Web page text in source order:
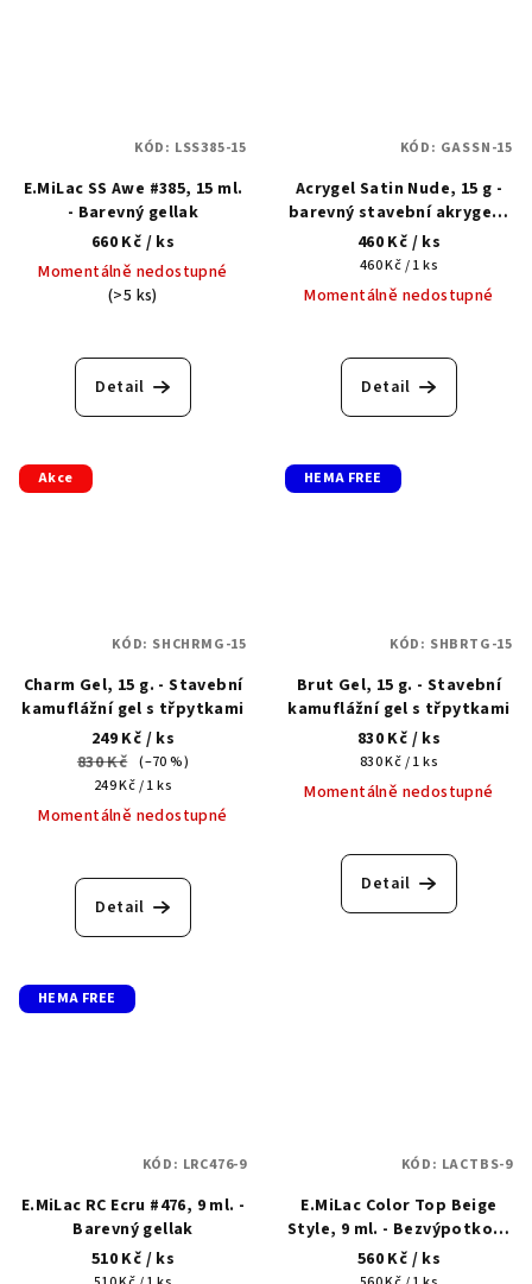
E.MiLac SS Awe #385, 15 ml.
- Barevný gellak
660 Kč / ks
Momentálně nedostupné
(>5 ks)
Detail
KÓD: LSS385-15
Acrygel Satin Nude, 15 g -
barevný stavební akrygel s
shimmerem
460 Kč / ks
Měrná
cena:
460 Kč / 1 ks
Momentálně nedostupné
Detail
KÓD: GASSN-15
Akce
Charm Gel, 15 g. - Stavební
kamuflážní gel s třpytkami
249 Kč / ks
830 Kč (–70 %)
Měrná
cena:
249 Kč / 1 ks
Momentálně nedostupné
Detail
KÓD: SHCHRMG-15
HEMA FREE
Brut Gel, 15 g. - Stavební
kamuflážní gel s třpytkami
830 Kč / ks
Měrná
cena:
830 Kč / 1 ks
Momentálně nedostupné
Detail
KÓD: SHBRTG-15
HEMA FREE
E.MiLac RC Ecru #476, 9 ml. -
Barevný gellak
510 Kč / ks
KÓD: LRC476-9
E.MiLac Color Top Beige
Style, 9 ml. - Bezvýpotkový
barevný top
560 Kč / ks
KÓD: LACTBS-9